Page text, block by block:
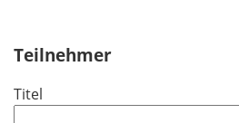
Teilnehmer
Titel